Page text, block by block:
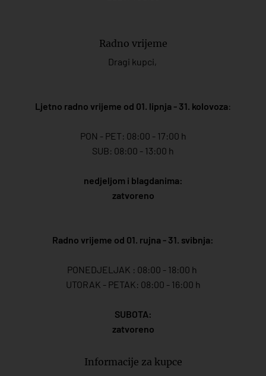
Radno vrijeme
Dragi kupci,
Ljetno radno vrijeme od 01. lipnja - 31. kolovoza:
PON - PET: 08:00 - 17:00 h
SUB: 08:00 - 13:00 h
nedjeljom i blagdanima:
zatvoreno
Radno vrijeme od 01. rujna - 31. svibnja:
PONEDJELJAK : 08:00 - 18:00 h
UTORAK - PETAK: 08:00 - 16:00 h
SUBOTA:
zatvoreno
Informacije za kupce